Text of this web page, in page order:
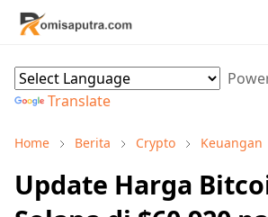
Translate
Home Berita Crypto Keuangan
Update Harga